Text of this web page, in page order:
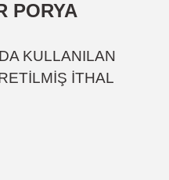
PORYA
KULLANILAN
İTHAL